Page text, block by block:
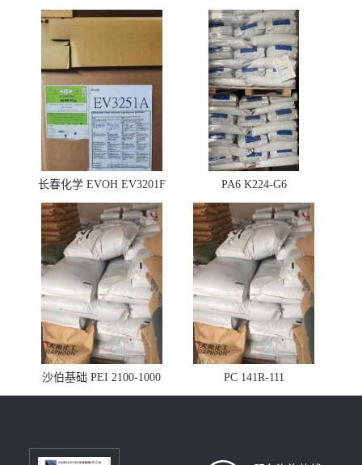
长春化学 EVOH EV3201F PA6 K224-G6
沙伯基础 PEI 2100-1000 PC 141R-111